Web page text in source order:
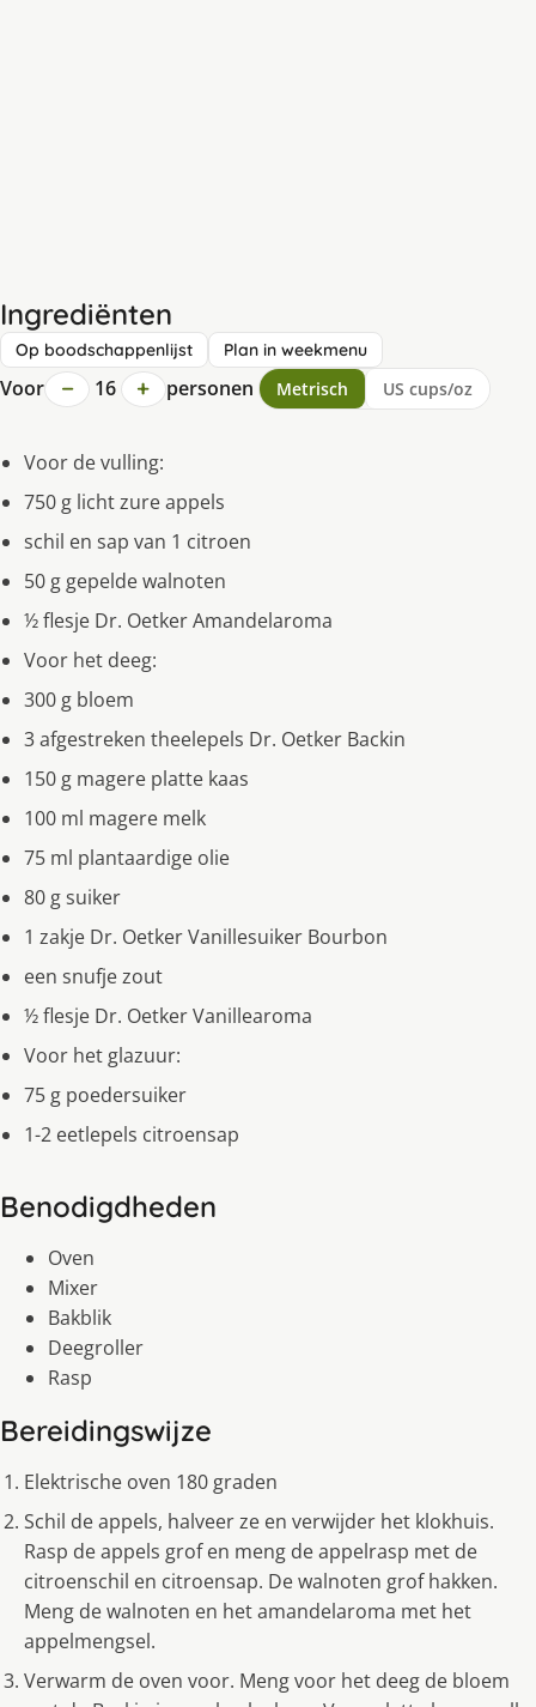
Ingrediënten
Op boodschappenlijst Plan in weekmenu
Voor − 16 + personen Metrisch US cups/oz
Voor de vulling:
750 g licht zure appels
schil en sap van 1 citroen
50 g gepelde walnoten
½ flesje Dr. Oetker Amandelaroma
Voor het deeg:
300 g bloem
3 afgestreken theelepels Dr. Oetker Backin
150 g magere platte kaas
100 ml magere melk
75 ml plantaardige olie
80 g suiker
1 zakje Dr. Oetker Vanillesuiker Bourbon
een snufje zout
½ flesje Dr. Oetker Vanillearoma
Voor het glazuur:
75 g poedersuiker
1-2 eetlepels citroensap
Benodigdheden
Oven
Mixer
Bakblik
Deegroller
Rasp
Bereidingswijze
Elektrische oven 180 graden
Schil de appels, halveer ze en verwijder het klokhuis.
Rasp de appels grof en meng de appelrasp met de
citroenschil en citroensap. De walnoten grof hakken.
Meng de walnoten en het amandelaroma met het
appelmengsel.
Verwarm de oven voor. Meng voor het deeg de bloem